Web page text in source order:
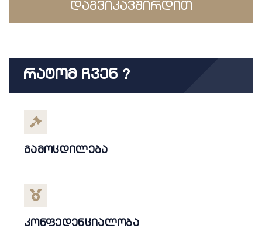
დაგვიკავშირდით
Რატომ Ჩვენ ?
გამოცდილება
კონფედენციალობა